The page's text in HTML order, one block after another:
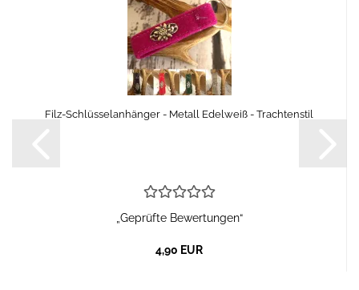
Filz-Schlüsselanhänger - Metall Edelweiß - Trachtenstil
„Geprüfte Bewertungen“
4,90 EUR